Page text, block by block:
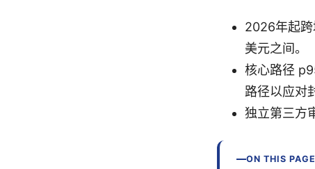
2026年起跨
美元之间。
核心路径
路径以应对
独立第三方
ON THIS PAGE